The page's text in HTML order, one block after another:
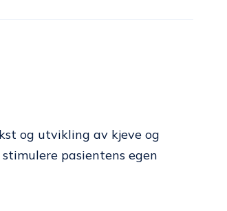
og utvikling av kjeve og
pasientens egen